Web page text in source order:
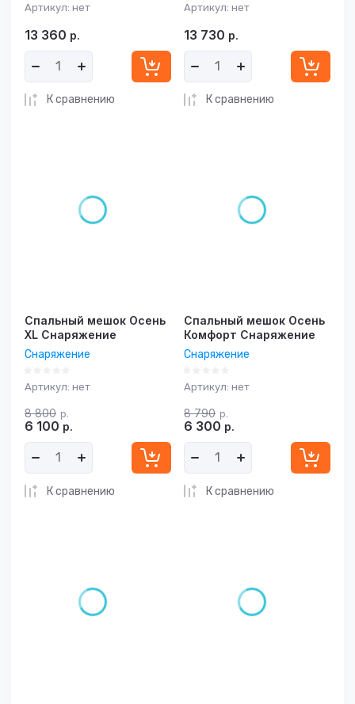
Артикул: нет
13 360 р.
К сравнению
Артикул: нет
13 730 р.
К сравнению
Спальный мешок Осень
XL Снаряжение
Снаряжение
Артикул: нет
8 800 р.
6 100 р.
К сравнению
Спальный мешок Осень
Комфорт Снаряжение
Снаряжение
Артикул: нет
8 790 р.
6 300 р.
К сравнению